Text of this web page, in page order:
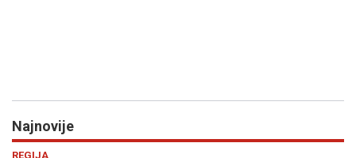
Najnovije